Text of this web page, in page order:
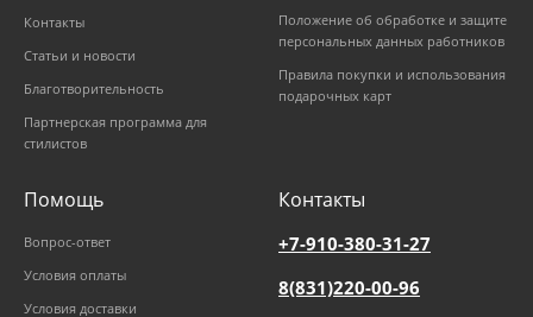
Контакты
Статьи и новости
Благотворительность
Партнерская программа для
стилистов
Положение об обработке и защите
персональных данных работников
Правила покупки и использования
подарочных карт
Помощь
Вопрос-ответ
Условия оплаты
Условия доставки
Контакты
+7-910-380-31-27
8(831)220-00-96